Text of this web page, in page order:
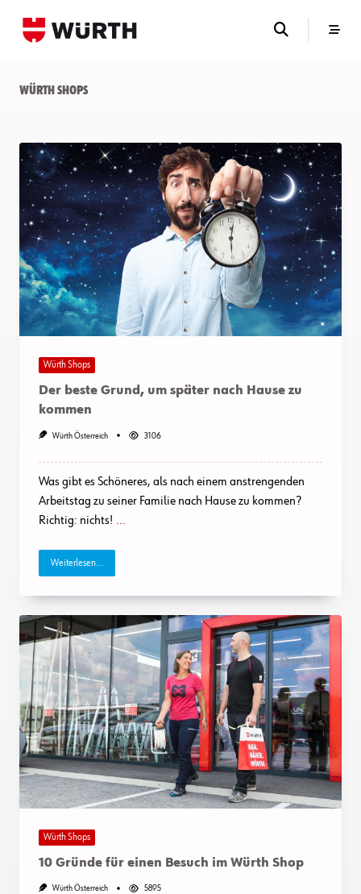
Würth Shops
Würth Shops
Der beste Grund, um später nach Hause zu
kommen
Würth Österreich 3106
Was gibt es Schöneres, als nach einem anstrengenden
Arbeitstag zu seiner Familie nach Hause zu kommen?
Richtig: nichts! ...
Weiterlesen...
Würth Shops
10 Gründe für einen Besuch im Würth Shop
Würth Österreich 5895